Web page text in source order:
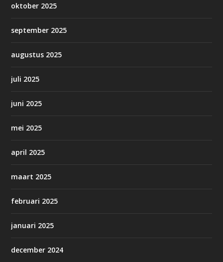
oktober 2025
september 2025
augustus 2025
juli 2025
juni 2025
mei 2025
april 2025
maart 2025
februari 2025
januari 2025
december 2024